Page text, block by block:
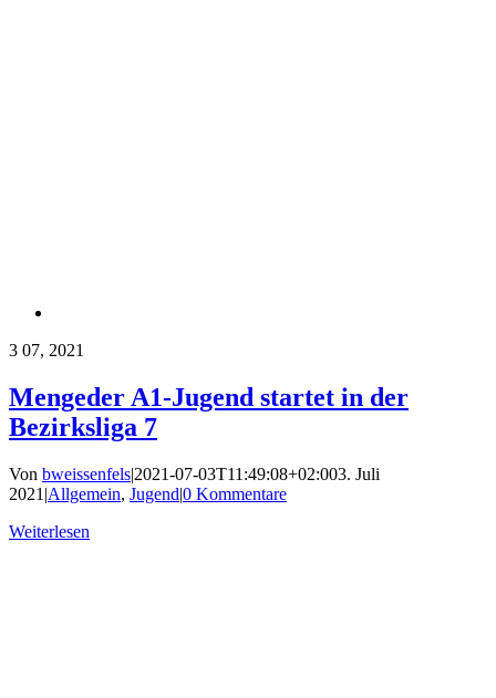
3 07, 2021
Mengeder A1-Jugend startet in der
Bezirksliga 7
Von bweissenfels|2021-07-03T11:49:08+02:003. Juli
2021 |Allgemein, Jugend|0 Kommentare
Weiterlesen